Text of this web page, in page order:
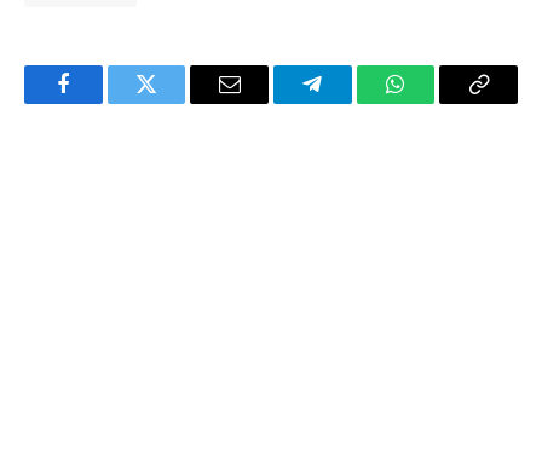
FacebookTwitter Email TelegramWhatsAppCopy